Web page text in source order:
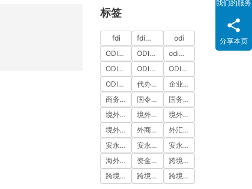
标签
fdi fdi备案
odi
ODI代办
ODI代办服务
odi备案
ODI备案中介机构
ODI备案代办中介
ODI备案费用
ODI登记
代办ODI多少钱
企业出海
商务部备案
国令第837号
国务院令第837号
境外投资
境外投资备案
境外投资备案流程
境外直接投资
外商投资
外汇登记
安永国际
安永国际ODI备案
安永国际跨境合规圈
海外公司注册服务
资金出境
跨境合规
跨境合规圈
跨境合规服务 跨境投资
我们的服务
分享本页